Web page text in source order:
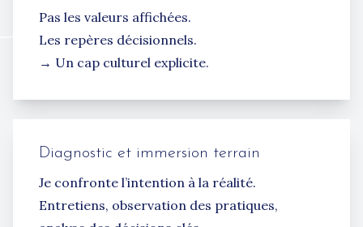
Pas les valeurs affichées.
Les repères décisionnels.
→ Un cap culturel explicite.
Diagnostic et immersion terrain
Je confronte l’intention à la réalité.
Entretiens, observation des pratiques,